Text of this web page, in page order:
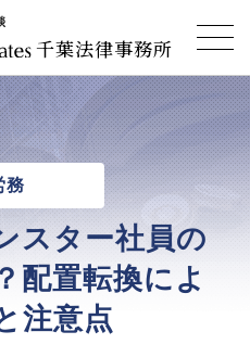
千葉法律事務所
務
スター社員の
配置転換によ
注意点